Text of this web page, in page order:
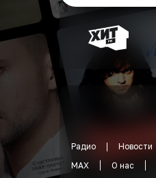
Радио Новости
MAX
О нас